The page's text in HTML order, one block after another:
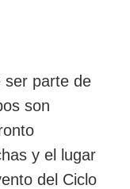
ser parte de
son
y el lugar
del Ciclo